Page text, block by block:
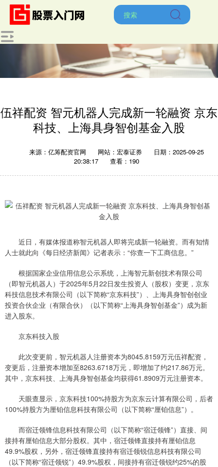
伍祥配资 智元机器人完成新一轮融资 京东
科技、上海具身智创基金入股
来源：亿筹配资官网 网站：宏泰证券
日期：2025-09-25
20:38:17
查看：190
近日，有媒体报道称智元机器人即将完成新一轮融资。而有知情
人士就此向《每日经济新闻》记者表示：“你查一下工商信息。”
根据国家企业信用信息公示系统，上海智元新创技术有限公司
（即智元机器人）于2025年5月22日发生投资人（股权）变更，京东
科技信息技术有限公司（以下简称“京东科技”）、上海具身智创创业
投资合伙企业（有限合伙）（以下简称“上海具身智创基金”）成为新
进入股东。
京东科技入股
此次变更前，智元机器人注册资本为8045.8159万元伍祥配资，
变更后，注册资本增加至8263.6718万元，即增加了约217.86万元。
其中，京东科技、上海具身智创基金均获得61.8909万元注册资本。
天眼查显示，京东科技100%持股方为京东云计算有限公司，后者
100%持股方为厘铂信息科技有限公司（以下简称“厘铂信息”）。
而宿迁领锋信息科技有限公司（以下简称“宿迁领锋”）直接、间
接持有厘铂信息大部分股权。其中，宿迁领锋直接持有厘铂信息
49.9%股权，另外，宿迁领锋直接持有宿迁领锐信息科技有限公司
（以下简称“宿迁领锐”）49.9%股权，间接持有宿迁领锐约25%的股